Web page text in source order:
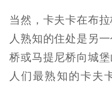
当然，卡夫卡在布
人熟知的住处是另
桥或马提尼桥向城
人们最熟知的卡